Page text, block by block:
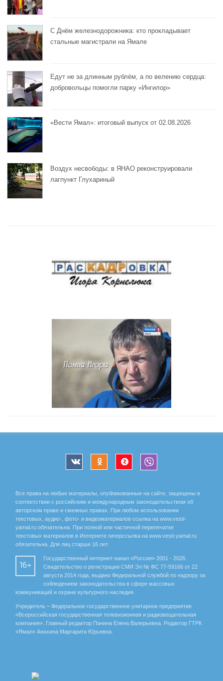
С Днём железнодорожника: кто прокладывает
стальные магистрали на Ямале
Едут не за длинным рублём, а по велению сердца:
добровольцы помогли парку «Ингилор»
«Вести Ямал»: итоговый выпуск от 02.08.2026
Воздух несвободы: в ЯНАО реконструировали
лагпункт Глухариный
Все права на любые материалы, опубликованные на сайте, защищены в
соответствии с российским и международным законодательством об
авторском праве и смежных правах. При любом использовании
текстовых, аудио-, фото- и видеоматериалов ссылка на www.vesti-
yamal.ru обязательна. При полной или частичной перепечатке
текстовых материалов в Интернете гиперссылка на www.vesti-yamal.ru
обязательна. Для лиц старше 16 лет.
16+
Государственный интернет-канал «Россия» 2001 - 2026.
Свидетельство о регистрации СМИ Эл № ФС 77-59166 от 22
августа 2014 года, выдано Федеральной службой по надзору за
соблюдением законодательства в сфере массовых
коммуникаций и охране культурного наследия.
Учредитель – Федеральное государственное унитарное предприятие
«Всероссийская государственная телевизионная и радиовещательная
компания». Главный редактор Панина Елена Валерьевна. Редактор ГТРК
«Ямал» Анохина Маргарита Юрьевна.